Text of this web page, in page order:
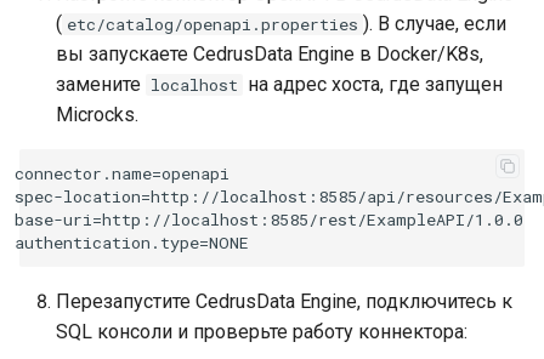
( etc/catalog/openapi.properties ). В случае, если
вы запускаете CedrusData Engine в Docker/K8s,
замените localhost на адрес хоста, где запущен
Microcks.
connector.name=openapi
spec-location=http://localhost:8585/api/resources/
base-uri=http://localhost:8585/rest/ExampleAPI/1.0.0
Перезапустите CedrusData Engine, подключитесь к
SQL консоли и проверьте работу коннектора: